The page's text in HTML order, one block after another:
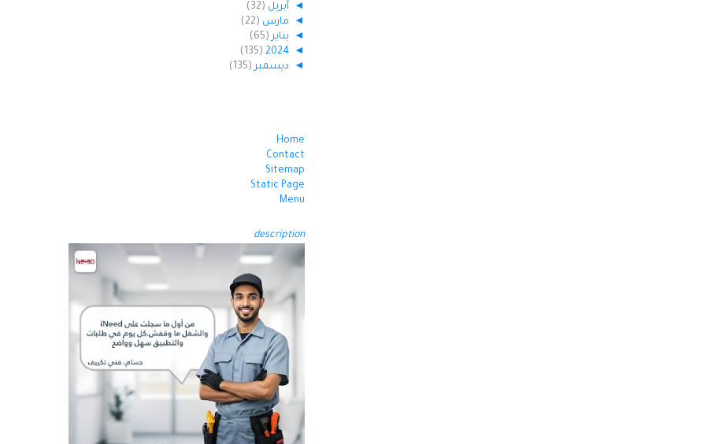
◄ أبريل (32)
◄ مارس (22)
◄ يناير (65)
◄
2024
(135)
◄ ديسمبر (135)
Home
Contact
Sitemap
Static Page
Menu
description